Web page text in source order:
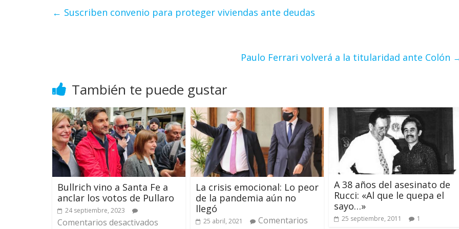
← Suscriben convenio para proteger viviendas ante deudas
Paulo Ferrari volverá a la titularidad ante Colón
También te puede gustar
Bullrich vino a Santa Fe a
anclar los votos de Pullaro
24 septiembre, 2023
Comentarios desactivados
La crisis emocional: Lo peor
de la pandemia aún no
llegó
25 abril, 2021
Comentarios
A 38 años del asesinato de
Rucci: «Al que le quepa el
sayo…»
25 septiembre, 2011 1